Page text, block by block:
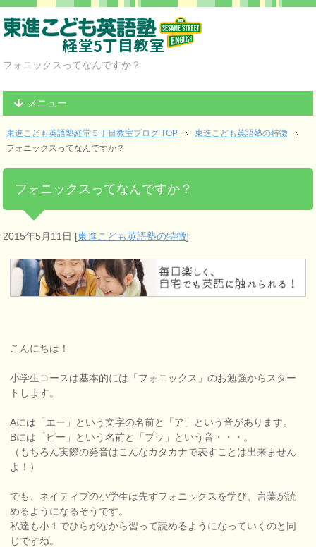
フォニックスってなんですか？
メニュー
東進こども英語塾経堂５丁目教室ブログ TOP
東進こども英語塾の特徴
フォニックスってなんですか？
フォニックスってなんですか？
2015年5月11日 [東進こども英語塾の特徴]
こんにちは！
小学生コースは基本的には「フォニックス」のお勉強からスター
トします。
Aには「エー」という文字の名前と「ア」という音があります。
Bには「ビー」という名前と「ブッ」という音・・・。
（もちろん実際の発音はこんなカタカナで表すことは出来ません
よ！）
でも、ネイティブの小学生は先ずフォニックスを学び、言葉が読
めるようになるそうです。
私達も小１でひらがなから習って読めるようになっていくのと同
じですね。